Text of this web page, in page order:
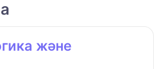
және